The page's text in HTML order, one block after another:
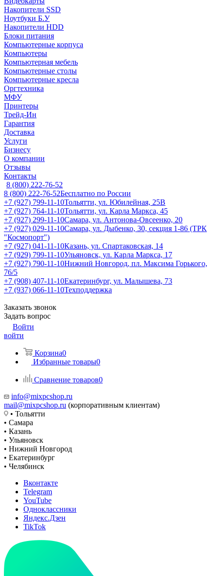
Накопители SSD
Ноутбуки Б.У
Накопители HDD
Блоки питания
Компьютерные корпуса
Компьютеры
Компьютерная мебель
Компьютерные столы
Компьютерные кресла
Оргтехника
МФУ
Принтеры
Трейд-Ин
Гарантия
Доставка
Услуги
Бизнесу
О компании
Отзывы
Контакты
8 (800) 222-76-52
8 (800) 222-76-52Бесплатно по России
+7 (927) 799-11-10Тольятти, ул. Юбилейная, 25В
+7 (927) 764-11-10Тольятти, ул. Карла Маркса, 45
+7 (927) 299-11-10Самара, ул. Антонова-Овсеенко, 20
+7 (927) 029-11-10Самара, ул. Дыбенко, 30, секция 1-86 (ТРК
"Космопорт")
+7 (927) 041-11-10Казань, ул. Спартаковская, 14
+7 (929) 799-11-10Ульяновск, ул. Карла Маркса, 17
+7 (927) 790-11-10Нижний Новгород, пл. Максима Горького,
76/5
+7 (908) 407-11-10Екатеринбург, ул. Малышева, 73
+7 (937) 066-11-10Техподдержка
Заказать звонок
Задать вопрос
Войти
войти
Корзина0
Избранные товары0
Сравнение товаров0
info@mixpcshop.ru
mail@mixpcshop.ru (корпоративным клиентам)
• Тольятти
• Самара
• Казань
• Ульяновск
• Нижний Новгород
• Екатеринбург
• Челябинск
Вконтакте
Telegram
YouTube
Одноклассники
Яндекс.Дзен
TikTok